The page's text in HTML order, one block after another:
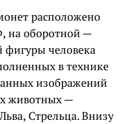
расположено
на оборотной —
человека
в технике
изображений
животных —
Стрельца. Внизу